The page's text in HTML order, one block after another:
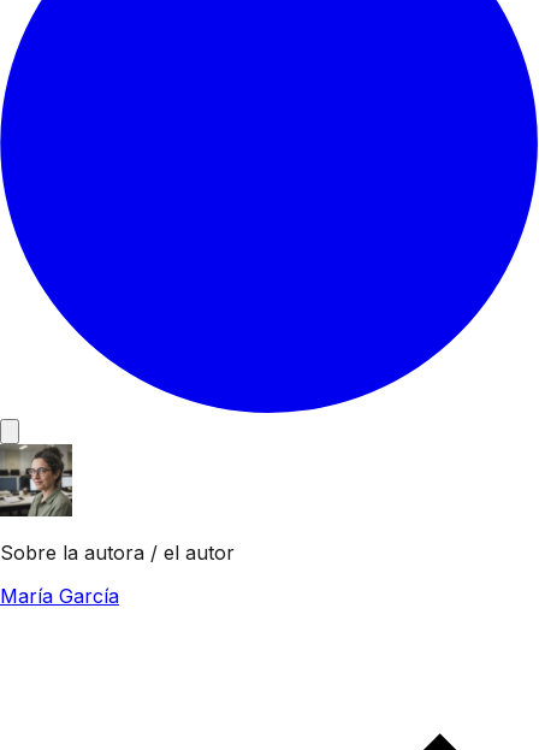
Sobre la autora / el autor
María García